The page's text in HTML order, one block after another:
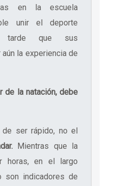
en la escuela
unir el deporte
tarde que sus
la experiencia de
de la natación, debe
ser rápido, no el
Mientras que la
horas, en el largo
son indicadores de